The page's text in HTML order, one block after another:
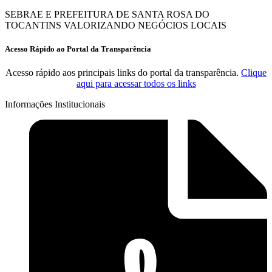
SEBRAE E PREFEITURA DE SANTA ROSA DO
TOCANTINS VALORIZANDO NEGÓCIOS LOCAIS
Acesso Rápido ao Portal da Transparência
Acesso rápido aos principais links do portal da transparência. Clique
aqui para acessar todos os links
Informações Institucionais